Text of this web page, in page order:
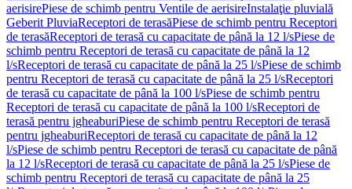
aerisirePiese de schimb pentru Ventile de aerisireInstalaţie pluvială
Geberit PluviaReceptori de terasăPiese de schimb pentru Receptori
de terasăReceptori de terasă cu capacitate de până la 12 l/sPiese de
schimb pentru Receptori de terasă cu capacitate de până la 12
l/sReceptori de terasă cu capacitate de până la 25 l/sPiese de schimb
pentru Receptori de terasă cu capacitate de până la 25 l/sReceptori
de terasă cu capacitate de până la 100 l/sPiese de schimb pentru
Receptori de terasă cu capacitate de până la 100 l/sReceptori de
terasă pentru jgheaburiPiese de schimb pentru Receptori de terasă
pentru jgheaburiReceptori de terasă cu capacitate de până la 12
l/sPiese de schimb pentru Receptori de terasă cu capacitate de până
la 12 l/sReceptori de terasă cu capacitate de până la 25 l/sPiese de
schimb pentru Receptori de terasă cu capacitate de până la 25